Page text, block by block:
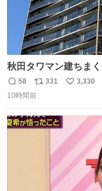
秋田タワマン建ちま
パクトシティつくっ
全部駅前にある
返
信
58
リ
ポ
ト
331
い
3,330
10時間前